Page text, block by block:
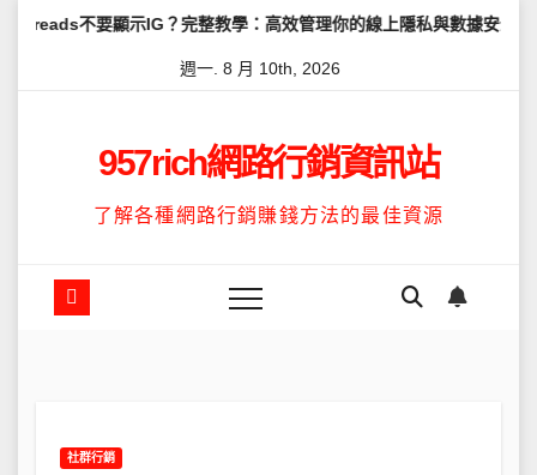
IG？完整教學：高效管理你的線上隱私與數據安全 怎麼讓
週一. 8 月 10th, 2026
957rich網路行銷資訊站
了解各種網路行銷賺錢方法的最佳資源
社群行銷